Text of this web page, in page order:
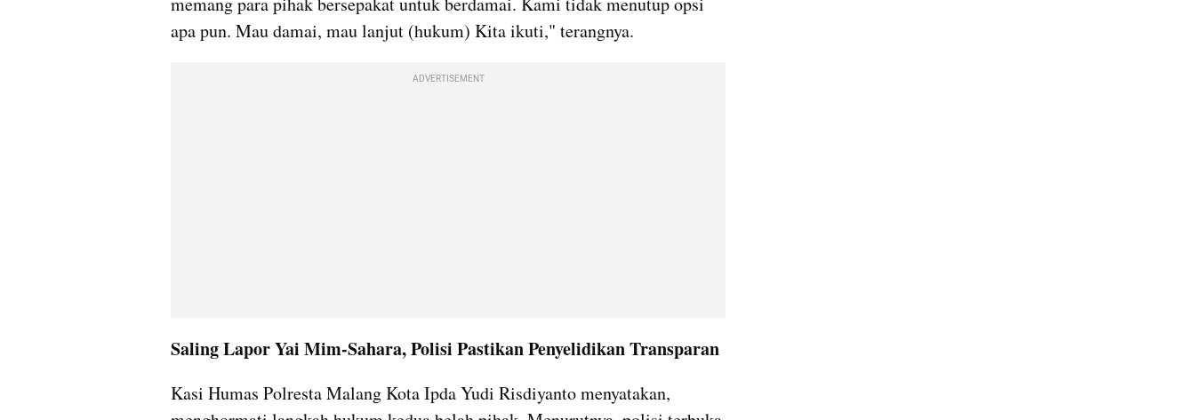
apa pun. Mau damai, mau lanjut (hukum) Kita ikuti," terangnya.
ADVERTISEMENT
Saling Lapor Yai Mim-Sahara, Polisi Pastikan Penyelidikan Transparan
Kasi Humas Polresta Malang Kota Ipda Yudi Risdiyanto menyatakan,